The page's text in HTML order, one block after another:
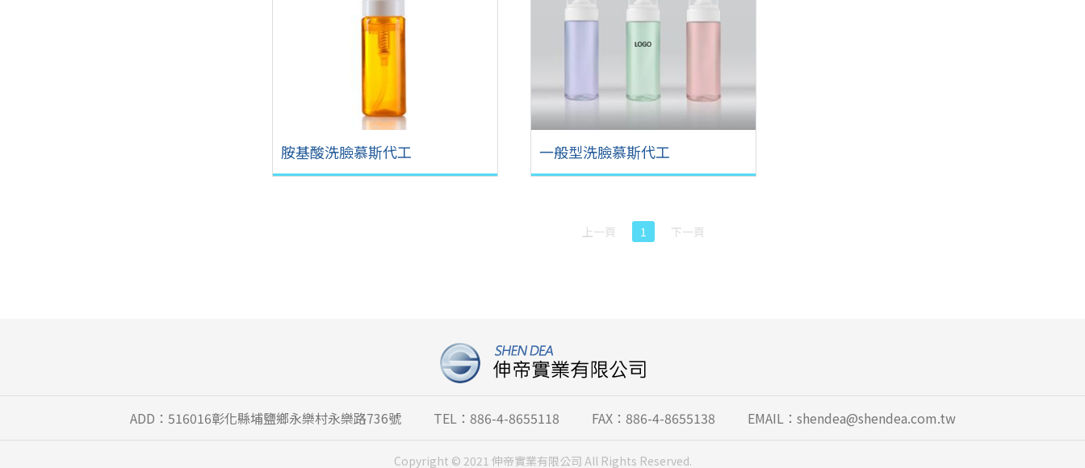
胺基酸洗臉慕斯代工 一般型洗臉慕斯代工
上一頁 1 下一頁
ADD：516016彰化縣埔鹽鄉永樂村永樂路736號 TEL：886-4-8655118 FAX：886-4-8655138 EMAIL： shendea@shendea.com.tw
Copyright © 2021 伸帝實業有限公司 All Rights Reserved.